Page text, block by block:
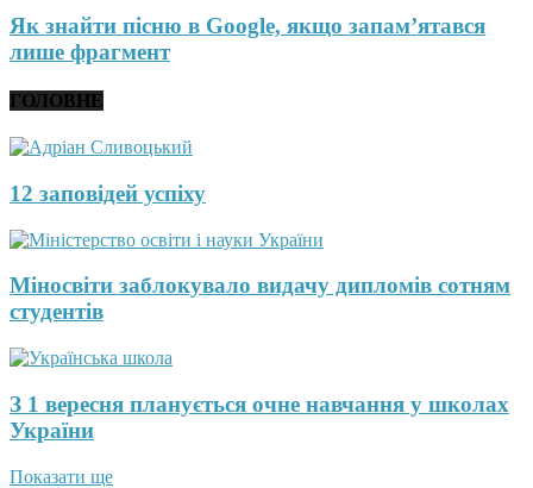
Як знайти пісню в Google, якщо запам’ятався
лише фрагмент
ГОЛОВНЕ
12 заповідей успіху
Міносвіти заблокувало видачу дипломів сотням
студентів
З 1 вересня планується очне навчання у школах
України
Показати ще